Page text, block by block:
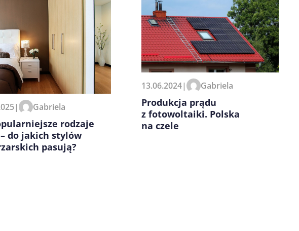
| Gabriela
rodzaje
– do jakich stylów
pasują?
13.06.2024| Gabriela
Produkcja prądu
z fotowoltaiki. Polska
na czele